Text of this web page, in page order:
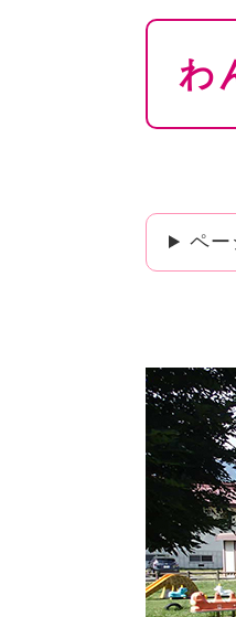
本
わ
ペー